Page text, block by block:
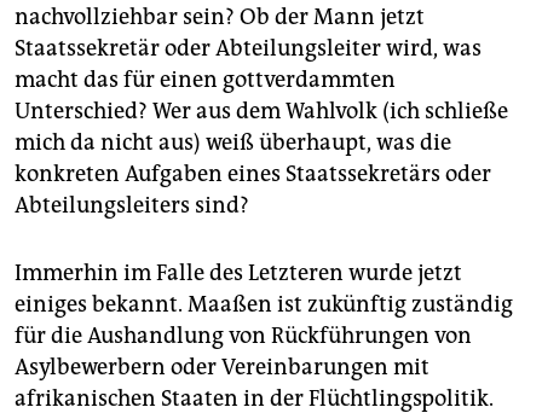
nachvollziehbar sein? Ob der Mann jetzt
Staatssekretär oder Abteilungsleiter wird, was
macht das für einen gottverdammten
Unterschied? Wer aus dem Wahlvolk (ich schließe
mich da nicht aus) weiß überhaupt, was die
konkreten Aufgaben eines Staatssekretärs oder
Abteilungsleiters sind?
Immerhin im Falle des Letzteren wurde jetzt
einiges bekannt. Maaßen ist zukünftig zuständig
für die Aushandlung von Rückführungen von
Asylbewerbern oder Vereinbarungen mit
afrikanischen Staaten in der Flüchtlingspolitik.